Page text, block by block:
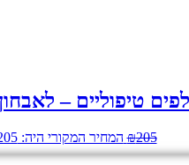
טיפוליים –
₪205 המחיר המקורי היה: ₪205.